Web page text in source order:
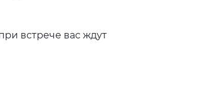
встрече вас ждут